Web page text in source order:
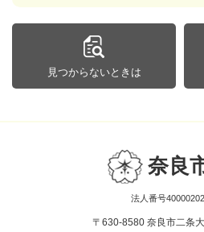
見つからないときは
奈良
法人番号
〒630-8580 奈良市二条